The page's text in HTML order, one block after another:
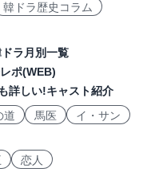
韓ドラ歴史コラム
ラ月別一覧
ポ(WEB)
詳しい!キャスト紹介
道 馬医
イ・サン
恋人